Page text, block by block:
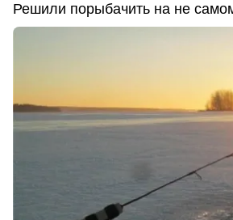
Решили порыбачить на не